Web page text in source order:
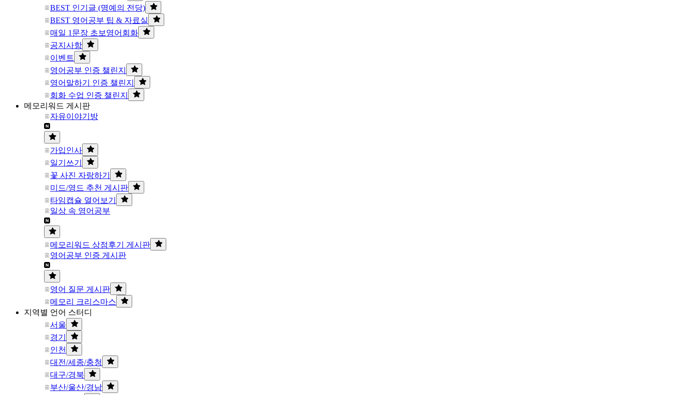
BEST 인기글 (명예의 전당)
BEST 영어공부 팁 & 자료실
매일 1문장 초보영어회화
공지사항
이벤트
영어공부 인증 챌린지
영어말하기 인증 챌린지
회화 수업 인증 챌린지
메모리워드 게시판
자유이야기방
가입인사
일기쓰기
꽃 사진 자랑하기
미드/영드 추천 게시판
타임캡슐 열어보기
일상 속 영어공부
메모리워드 상점후기 게시판
영어공부 인증 게시판
영어 질문 게시판
메모리 크리스마스
지역별 언어 스터디
서울
경기
인천
대전/세종/충청
대구/경북
부산/울산/경남